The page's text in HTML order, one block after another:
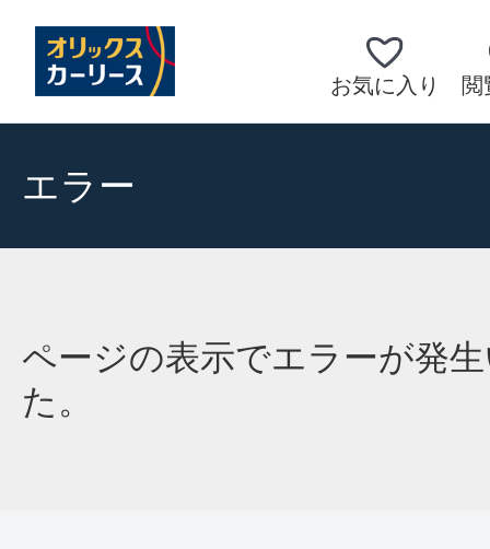
お気に入り 閲
エラー
ページの表示でエラーが発
た。